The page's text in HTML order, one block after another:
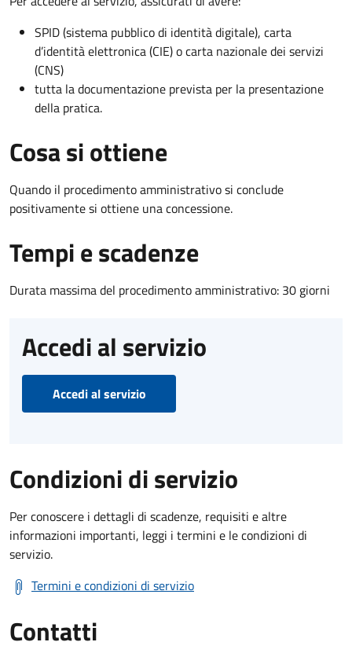
SPID (sistema pubblico di identità digitale), carta
d’identità elettronica (CIE) o carta nazionale dei servizi
(CNS)
tutta la documentazione prevista per la presentazione
della pratica.
Cosa si ottiene
Quando il procedimento amministrativo si conclude
positivamente si ottiene una concessione.
Tempi e scadenze
Durata massima del procedimento amministrativo: 30 giorni
Accedi al servizio
Accedi al servizio
Condizioni di servizio
Per conoscere i dettagli di scadenze, requisiti e altre
informazioni importanti, leggi i termini e le condizioni di
servizio.
Termini e condizioni di servizio
Contatti